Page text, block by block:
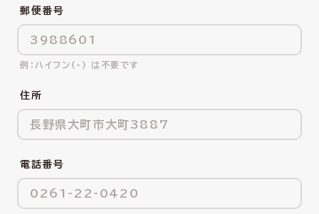
郵便番号
ハイフン(-) は不要です
住所
電話番号